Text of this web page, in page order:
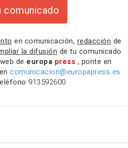
comunicado
en comunicación, redacción de
la difusión de tu comunicado
de europa press , ponte en
comunicacion@europapress.es
913592600